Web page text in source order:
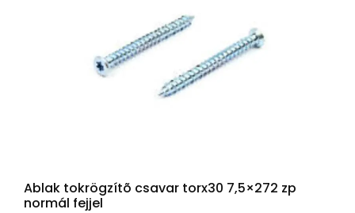
Ablak tokrögzítõ csavar torx30 7,5×272 zp
normál fejjel